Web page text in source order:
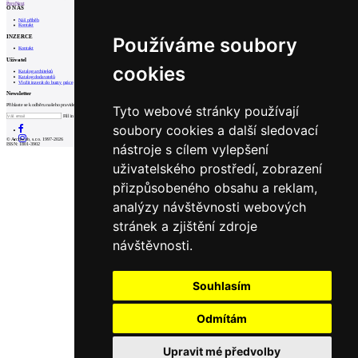
Používáme soubory
cookies
Tyto webové stránky používají
soubory cookies a další sledovací
nástroje s cílem vylepšení
uživatelského prostředí, zobrazení
přizpůsobeného obsahu a reklam,
analýzy návštěvnosti webových
stránek a zjištění zdroje
návštěvnosti.
Souhlasím
Odmítám
Upravit mé předvolby
PrevNext
O NÁS
Náš příběh
Kontakt
INZERCE
Kontakt
Uživatel
Katalog architektů
Katalog dodavatelů
Vložit inzerát do burzy práce
Newsletter
Přihlaste se k odběru našeho pravidelného týdenního newsletteru:
Fill in „nospam“
© Archiweb, s.r.o. 1997-2026
ISSN: 1801-3902